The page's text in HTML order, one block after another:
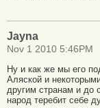
Jayna
Nov 1 2010 5:46PM
Ну и как же мы его
Аляской и
другим странам и до
народ теребит себе